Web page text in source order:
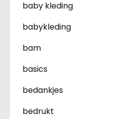
baby kleding
babykleding
bam
basics
bedankjes
bedrukt